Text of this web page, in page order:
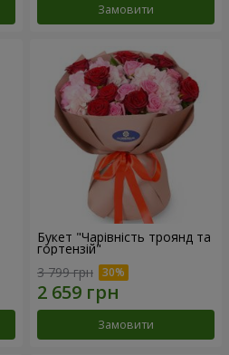
Замовити
Букет "Чарівність троянд та
гортензій"
3 799 грн
Замовити